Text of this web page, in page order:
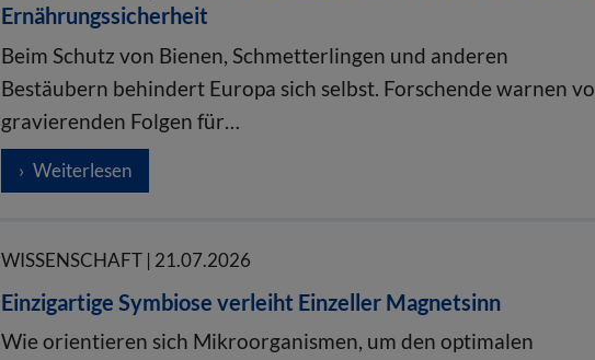
Ernährungssicherheit
Beim Schutz von Bienen, Schmetterlingen und anderen
Bestäubern behindert Europa sich selbst. Forschende warnen
gravierenden Folgen für…
Weiterlesen
WISSENSCHAFT | 21.07.2026
Einzigartige Symbiose verleiht Einzeller Magnetsinn
Wie orientieren sich Mikroorganismen, um den optimalen